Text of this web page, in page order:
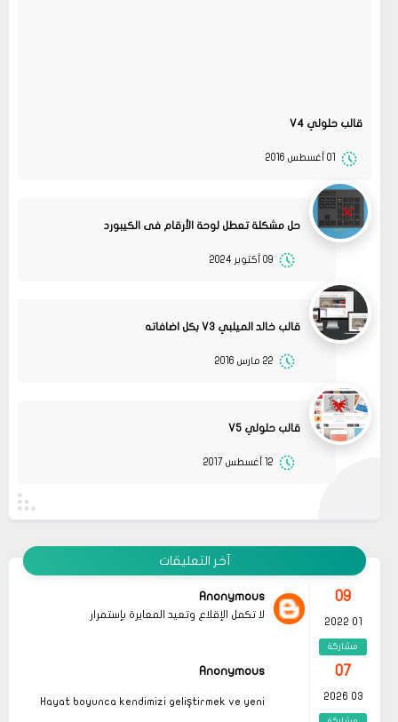
قالب حلولي V4
01 أغسطس 2016
حل مشكلة تعطل لوحة الأرقام فى الكيبورد
09 أكتوبر 2024
قالب خالد الميلبي V3 بكل اضافاته
22 مارس 2016
قالب حلولي V5
12 أغسطس 2017
آخر التعليقات
07
03 2026
Anonymous
Hayat boyunca kendimizi geliştirmek ve yeni
02 2022
مشاركة
أو عمل إعادة ضبط المصنع
08
جرب الطريقتين ممكن تحل المشكله
02 2022
مشاركة
حلولي
09
01 2022
مشاركة
Anonymous
لا تكمل الإقلاع وتعيد المعايرة بإستمرار